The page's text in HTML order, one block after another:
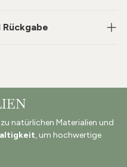
natürlichen Materialien und
, um hochwertige